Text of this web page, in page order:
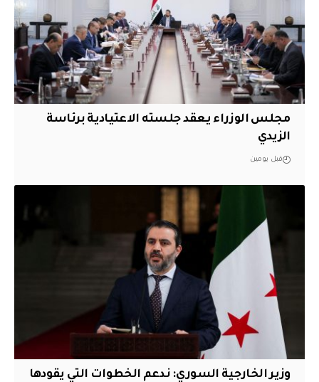
مجلس الوزراء يعقد جلسته الاعتيادية برئاسة
الزيدي
قبل يومين
وزير الخارجية السوري: ندعم الخطوات التي يقودها